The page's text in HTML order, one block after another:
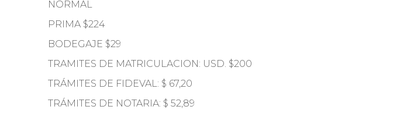
NORMAL
PRIMA $224
BODEGAJE $29
TRAMITES DE MATRICULACION: USD. $200
TRÁMITES DE FIDEVAL: $ 67,20
TRÁMITES DE NOTARIA: $ 52,89